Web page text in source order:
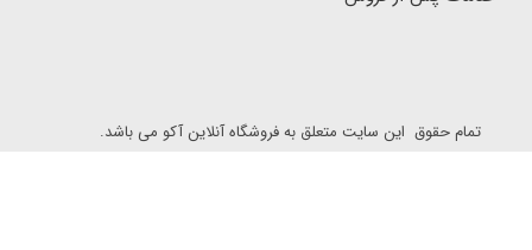
تمام حقوق این سایت متعلق به فروشگاه آنلاین آکو می باشد.